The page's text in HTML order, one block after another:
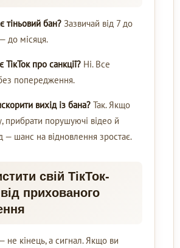
тіньовий бан? Зазвичай від 7 до
до місяця.
про санкції? Ні. Все
попередження.
вихід із бана? Так. Якщо
прибрати порушуючі відео й
— шанс на відновлення зростає.
свій ТікТок-
прихованого
не кінець, а сигнал. Якщо ви